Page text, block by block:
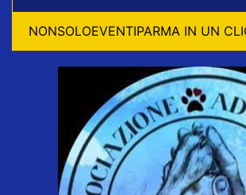
NONSOLOEVENTIPARMA IN UN